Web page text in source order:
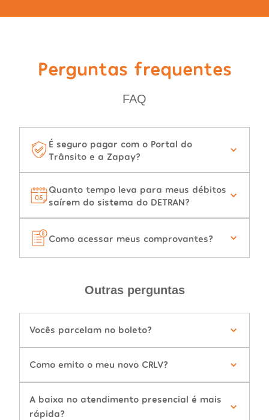
Perguntas frequentes
FAQ
É seguro pagar com o Portal do
Trânsito e a Zapay?
Quanto tempo leva para meus débitos
saírem do sistema do DETRAN?
Como acessar meus comprovantes?
Outras perguntas
Vocês parcelam no boleto?
Como emito o meu novo CRLV?
A baixa no atendimento presencial é mais
rápida?